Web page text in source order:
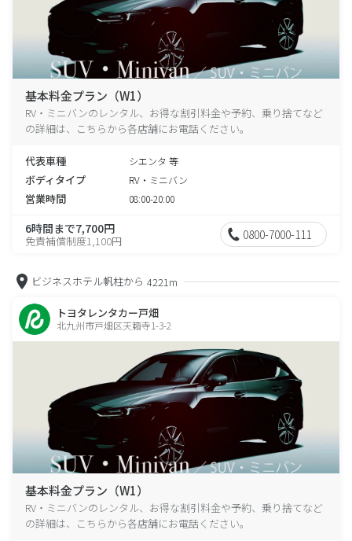
基本料金プラン（W1）
RV・ミニバンのレンタル、お得な割引料金や予約、乗り捨てなど
の詳細は、こちらから各店舗にお電話ください。
代表車種 シエンタ 等
ボディタイプ RV・ミニバン
営業時間 08:00-20:00
6時間まで7,700円
免責補償制度1,100円 0800-7000-111
ビジネスホテル帆柱から 4221m
トヨタレンタカー戸畑
北九州市戸畑区天籟寺1-3-2
基本料金プラン（W1）
RV・ミニバンのレンタル、お得な割引料金や予約、乗り捨てなど
の詳細は、こちらから各店舗にお電話ください。